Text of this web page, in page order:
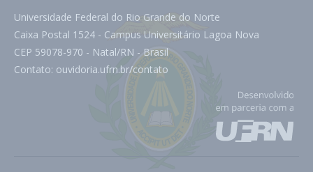
Universidade Federal do Rio Grande do Norte
Caixa Postal 1524 - Campus Universitário Lagoa Nova
CEP 59078-970 - Natal/RN - Brasil
Contato: ouvidoria.ufrn.br/contato